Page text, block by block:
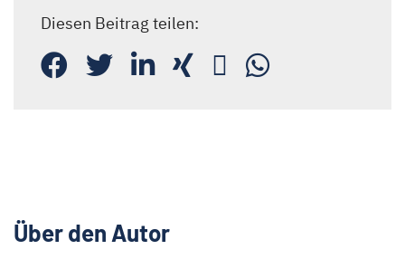
Diesen Beitrag teilen:
Über den Autor